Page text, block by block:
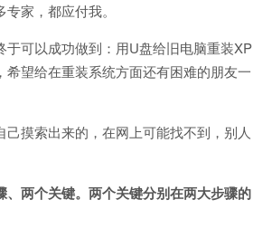
家，都应付我。
于可以成功做到：用U盘给旧电脑重装XP
希望给在重装系统方面还有困难的朋友一
己摸索出来的，在网上可能找不到，别人
、两个关键。两个关键分别在两大步骤的